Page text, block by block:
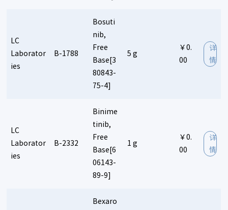
LC
Laborator
ies
B-1788
Bosuti
nib,
Free
Base[3
80843-
75-4]
5 g
￥0.
00
详
情
LC
Laborator
ies
B-2332
Binime
tinib,
Free
Base[6
06143-
89-9]
1 g
￥0.
00
详
情
Bexaro